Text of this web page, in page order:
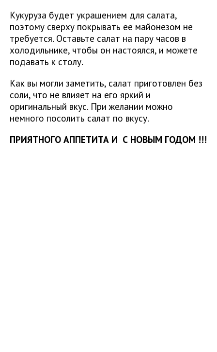
Кукуруза будет украшением для салата,
поэтому сверху покрывать ее майонезом не
требуется. Оставьте салат на пару часов в
холодильнике, чтобы он настоялся, и можете
подавать к столу.
Как вы могли заметить, салат приготовлен без
соли, что не влияет на его яркий и
оригинальный вкус. При желании можно
немного посолить салат по вкусу.
ПРИЯТНОГО АППЕТИТА И С НОВЫМ ГОДОМ !!!